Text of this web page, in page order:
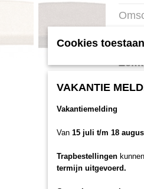
Cookies
VAKANTIE
Vakantiemelding
Van 15 juli t/m 18
Trapbestellingen
termijn uitgevoerd.